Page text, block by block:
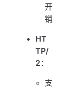
开
销
HT
TP/
2 ：
支